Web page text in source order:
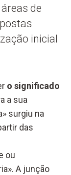
de
inicial
o significado
a sua
surgiu na
das
ou
A junção